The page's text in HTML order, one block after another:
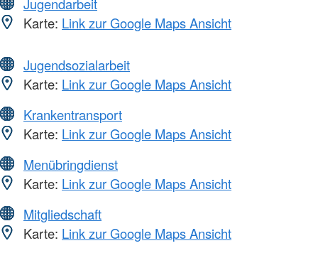
Karte: Link zur Google Maps Ansicht
Jugendsozialarbeit
Karte: Link zur Google Maps Ansicht
Krankentransport
Karte: Link zur Google Maps Ansicht
Menübringdienst
Karte: Link zur Google Maps Ansicht
Mitgliedschaft
Karte: Link zur Google Maps Ansicht